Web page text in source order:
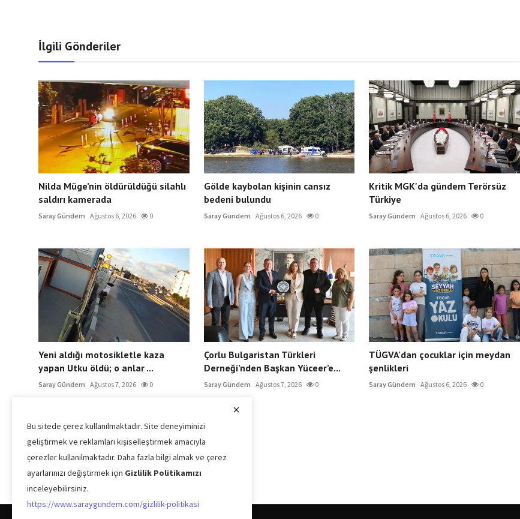
İlgili Gönderiler
Nilda Müge’nin öldürüldüğü silahlı
saldırı kamerada
Saray Gündem Ağustos 6, 2026 0
Gölde kaybolan kişinin cansız
bedeni bulundu
Saray Gündem Ağustos 6, 2026 0
Kritik MGK'da gündem Terörsüz
Türkiye
Saray Gündem Ağustos 6, 2026 0
Yeni aldığı motosikletle kaza
yapan Utku öldü; o anlar ...
Saray Gündem Ağustos 7, 2026 0
Çorlu Bulgaristan Türkleri
Derneği’nden Başkan Yüceer’e...
Saray Gündem Ağustos 7, 2026 0
TÜGVA'dan çocuklar için meydan
şenlikleri
Saray Gündem Ağustos 6, 2026 0
Bu sitede çerez kullanılmaktadır. Site deneyiminizi
geliştirmek ve reklamları kişiselleştirmek amacıyla
çerezler kullanılmaktadır. Daha fazla bilgi almak ve çerez
ayarlarınızı değiştirmek için Gizlilik Politikamızı
inceleyebilirsiniz.
https://www.saraygundem.com/gizlilik-politikasi